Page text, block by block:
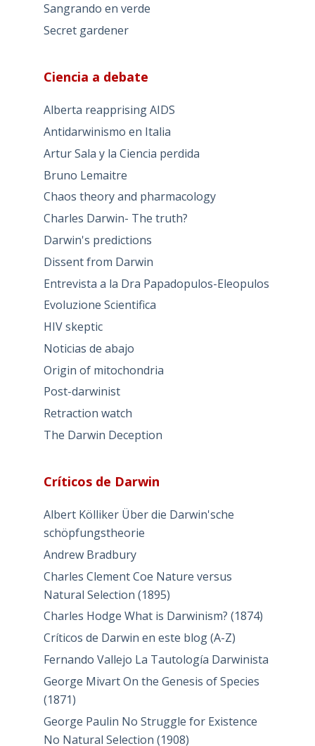
Sangrando en verde
Secret gardener
Ciencia a debate
Alberta reapprising AIDS
Antidarwinismo en Italia
Artur Sala y la Ciencia perdida
Bruno Lemaitre
Chaos theory and pharmacology
Charles Darwin- The truth?
Darwin's predictions
Dissent from Darwin
Entrevista a la Dra Papadopulos-Eleopulos
Evoluzione Scientifica
HIV skeptic
Noticias de abajo
Origin of mitochondria
Post-darwinist
Retraction watch
The Darwin Deception
Críticos de Darwin
Albert Kölliker Über die Darwin'sche
schöpfungstheorie
Andrew Bradbury
Charles Clement Coe Nature versus
Natural Selection (1895)
Charles Hodge What is Darwinism? (1874)
Críticos de Darwin en este blog (A-Z)
Fernando Vallejo La Tautología Darwinista
George Mivart On the Genesis of Species
(1871)
George Paulin No Struggle for Existence
No Natural Selection (1908)